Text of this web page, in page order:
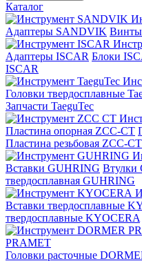
Каталог
Адаптеры SANDVIK
Адаптеры ISCAR Блоки
ISCAR
Головки твердосплавные
Запчасти TaeguTec
Пластина опорная ZCC-CT
Пластина резьбовая ZCC-CT
Вставки GUHRING Втулки
твердосплавная GUHRING
Вставки твердосплавные
твердосплавные KYOCERA
PRAMET
Головки расточные